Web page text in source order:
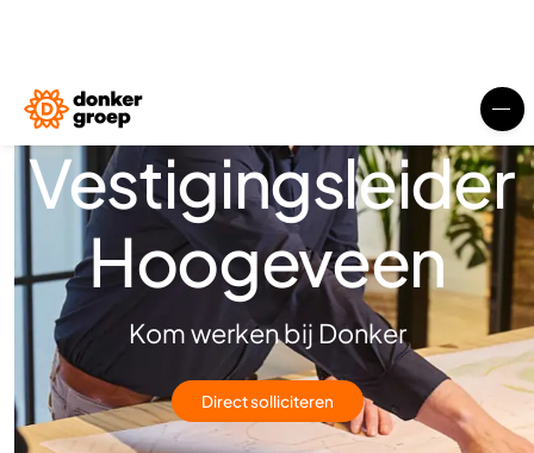
Vestigingsleider
Hoogeveen
Kom werken bij Donker
Direct solliciteren